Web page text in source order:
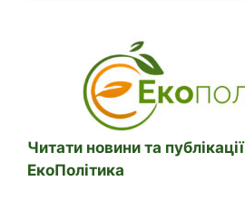
Читати новини та
ЕкоПолітика